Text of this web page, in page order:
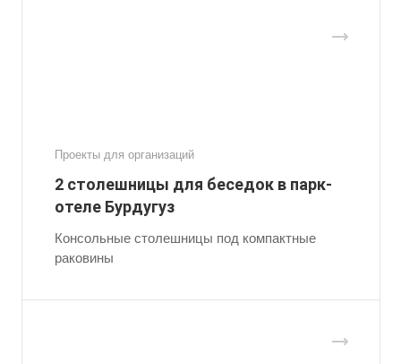
Проекты для организаций
2 столешницы для беседок в парк-
отеле Бурдугуз
Консольные столешницы под компактные
раковины